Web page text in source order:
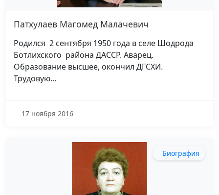
Патхулаев Магомед Малачевич
Родился 2 сентября 1950 года в селе Шодрода
Ботлихского района ДАССР. Аварец.
Образование высшее, окончил ДГСХИ.
Трудовую…
17 ноября 2016
Биография